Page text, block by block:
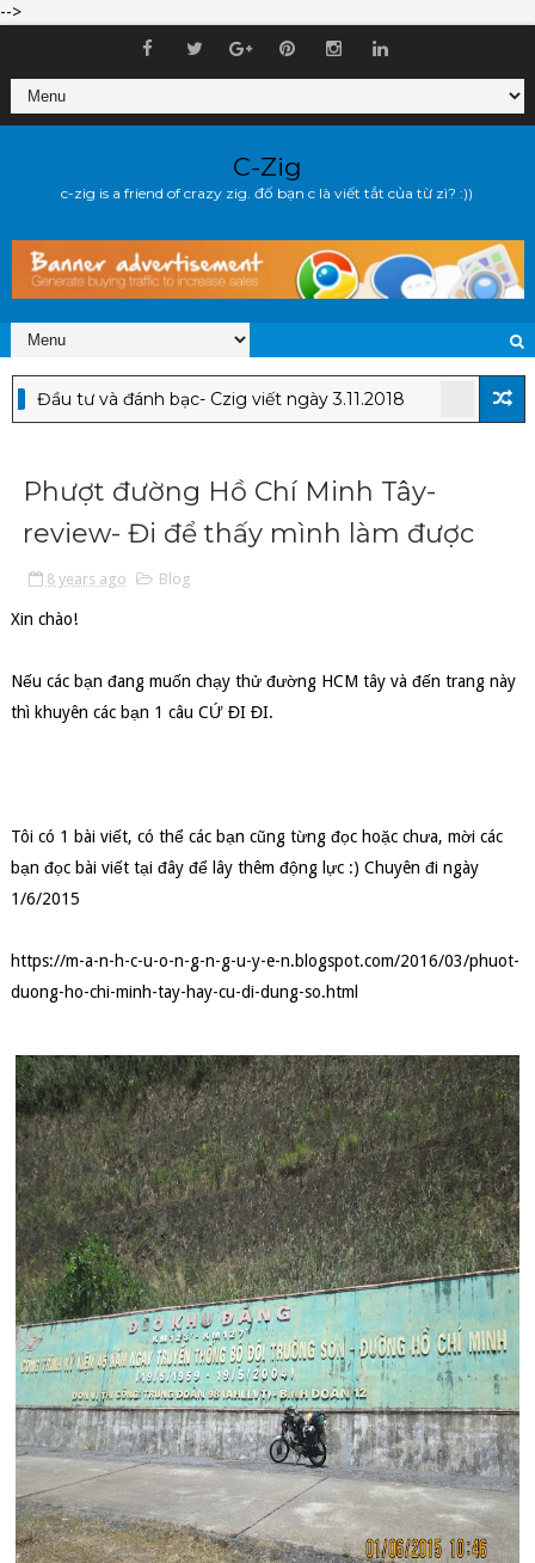
-->
C-Zig
c-zig is a friend of crazy zig. đố bạn c là viết tắt của từ zì? :))
tư và đánh bạc- Czig viết ngày 3.11.2018 CẬP NHẬT
Phượt đường Hồ Chí Minh Tây-
review- Đi để thấy mình làm được
8 years ago Blog
Xin chào!
Nếu các bạn đang muốn chạy thử đường HCM tây và đến trang này
thì khuyên các bạn 1 câu CỨ ĐI ĐI.
Tôi có 1 bài viết, có thể các bạn cũng từng đọc hoặc chưa, mời các
bạn đọc bài viết tại đây để lây thêm động lực :) Chuyên đi ngày
1/6/2015
https://m-a-n-h-c-u-o-n-g-n-g-u-y-e-n.blogspot.com/2016/03/phuot-
duong-ho-chi-minh-tay-hay-cu-di-dung-so.html